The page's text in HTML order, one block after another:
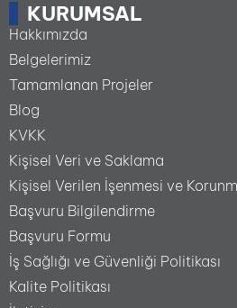
KURUMSAL
Hakkımızda
Belgelerimiz
Tamamlanan Projeler
Blog
KVKK
Kişisel Veri ve Saklama
Kişisel Verilen İşenmesi ve
Başvuru Bilgilendirme
Başvuru Formu
İş Sağlığı ve Güvenliği Politikası
Kalite Politikası